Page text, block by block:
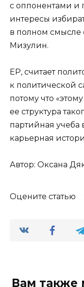
с оппонентами и
интересы
в полном смысле
Мизулин.
ЕР, считает
к политической
потому что
ее структура
партийная учеба
карьерная
Автор: Оксана
Оцените статью
Вам также